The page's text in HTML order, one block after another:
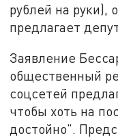
рублей на руки),
предлагает
Заявление
общественный
соцсетей
чтобы хоть на
достойно".